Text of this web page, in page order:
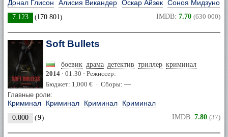
Донал Глисон Алисия Викандер Оскар Айзек Соноя Мидзуно
7.123 (170 801) IMDB: 7.70 (630 000)
Soft Bullets
боевик драма детектив триллер криминал
2014 · 01:30 · Режиссер:
Бюджет: 1,000 € · Сборы: —
Главные роли:
Криминал Криминал Криминал Криминал
0.000 (9) IMDB: 7.80 (37)